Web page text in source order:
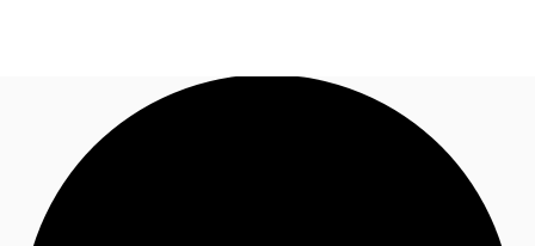
Sobre a JLL
Receba Nossa Newsletter
Ligue agora